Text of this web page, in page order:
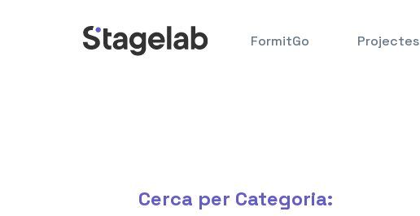
FormitGo Projectes
Cerca per Categoria: